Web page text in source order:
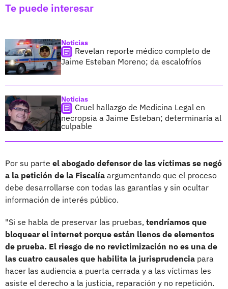
Te puede interesar
Noticias
Revelan reporte médico completo de
Jaime Esteban Moreno; da escalofríos
Noticias
Cruel hallazgo de Medicina Legal en
necropsia a Jaime Esteban; determinaría al
culpable
Por su parte el abogado defensor de las víctimas se negó
a la petición de la Fiscalía argumentando que el proceso
debe desarrollarse con todas las garantías y sin ocultar
información de interés público.
"Si se habla de preservar las pruebas, tendríamos que
bloquear el internet porque están llenos de elementos
de prueba. El riesgo de no revictimización no es una de
las cuatro causales que habilita la jurisprudencia para
hacer las audiencia a puerta cerrada y a las víctimas les
asiste el derecho a la justicia, reparación y no repetición.